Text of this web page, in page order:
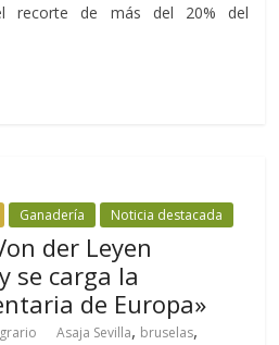
recorte de más del 20% del
Ganadería Noticia destacada
der Leyen
se carga la
de Europa»
Asaja Sevilla, bruselas,